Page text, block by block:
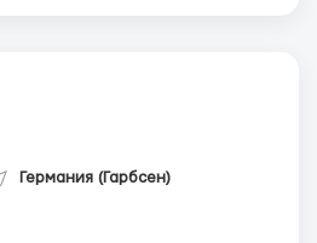
Германия (Гарбсен)